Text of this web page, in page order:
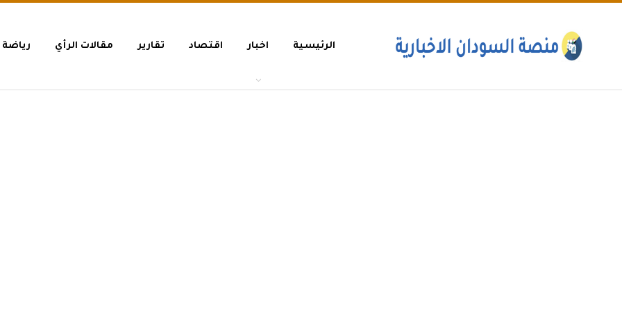
الرئيسية اخبار اقتصاد تقارير مقالات الرأي رياضة